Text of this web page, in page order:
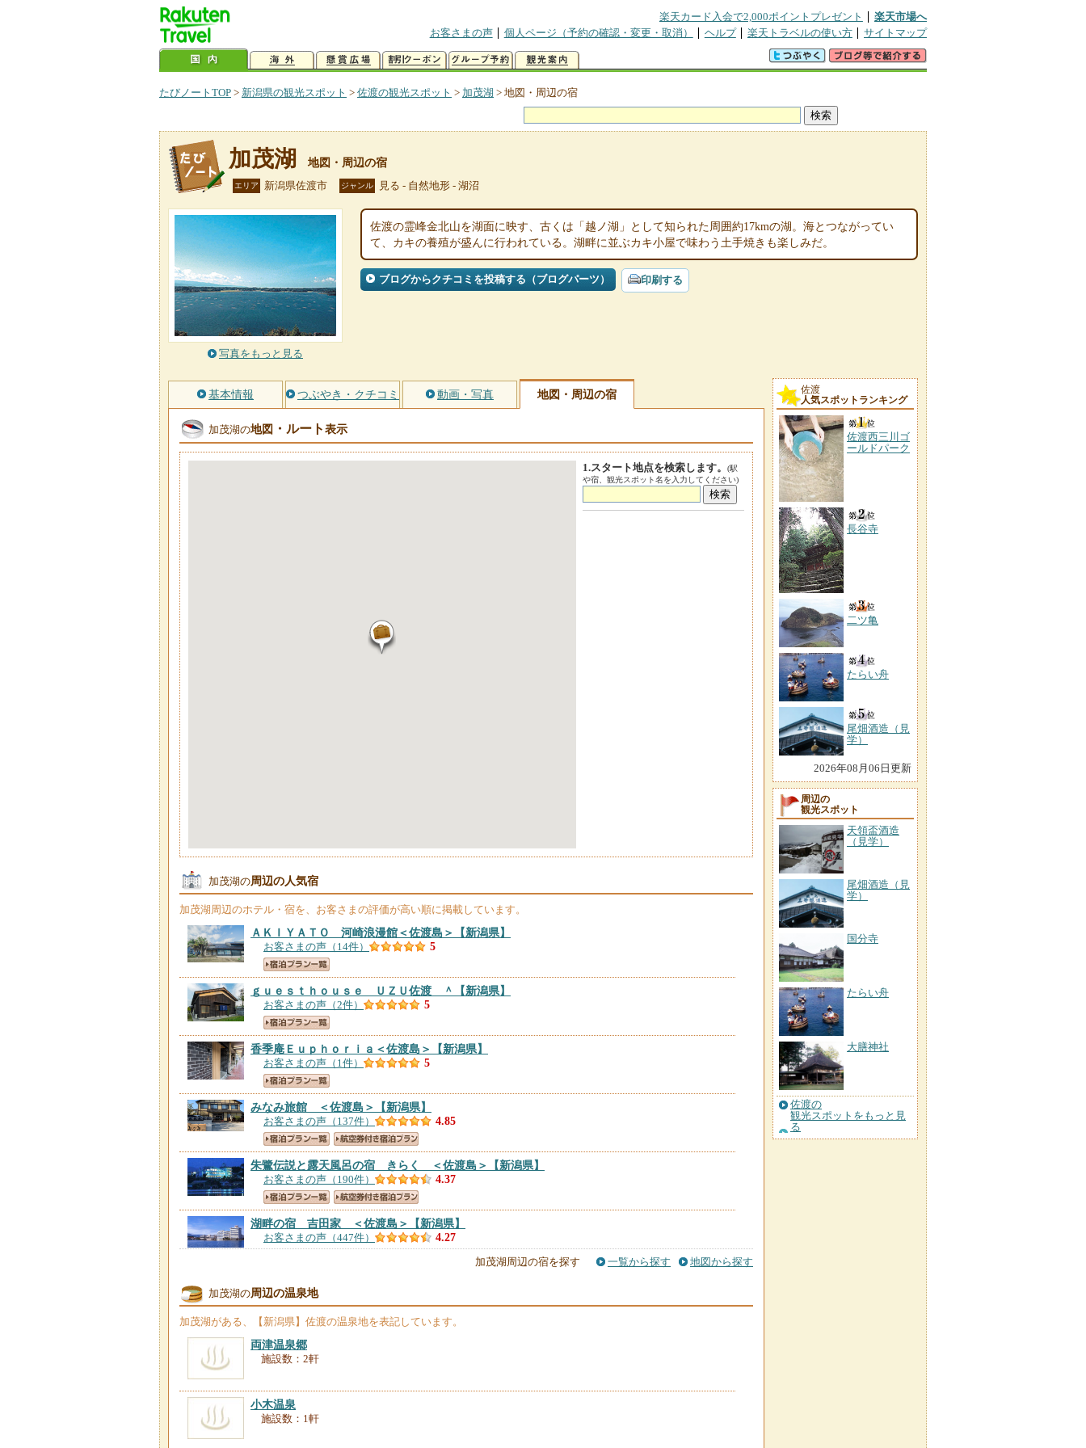
楽天カード入会で2,000ポイントプレゼント
楽天市場へ
お客さまの声
個人ページ（予約の確認・変更・取消） ヘルプ 楽天トラベルの使い方 サイトマップ
たびノートTOP > 新潟県の観光スポット > 佐渡の観光スポット > 加茂湖 > 地図・周辺の宿
加茂湖 地図・周辺の宿
エリア 新潟県佐渡市 ジャンル 見る - 自然地形 - 湖沼
写真をもっと見る
佐渡の霊峰金北山を湖面に映す、古くは「越ノ湖」として知られた周囲約17kmの湖。海とつながってい
て、カキの養殖が盛んに行われている。湖畔に並ぶカキ小屋で味わう土手焼きも楽しみだ。
ブログからクチコミを投稿する（ブログパーツ） 印刷する
基本情報 つぶやき・クチコミ 動画・写真 地図・周辺の宿
加茂湖の地図 ・ルート表示
1.スタート地点を検索します。
(駅
や宿、観光スポット名を入力してください)
加茂湖の周辺の人気宿
加茂湖周辺のホテル・宿を、お客さまの評価が高い順に掲載しています。
ＡＫＩＹＡＴＯ 河崎浪漫館＜佐渡島＞ 【新潟県】
お客さまの声（14件） 5
ｇｕｅｓｔｈｏｕｓｅ ＵＺＵ佐渡 ＾ 【新潟県】
お客さまの声（2件） 5
香季庵Ｅｕｐｈｏｒｉａ＜佐渡島＞ 【新潟県】
お客さまの声（1件） 5
みなみ旅館 ＜佐渡島＞ 【新潟県】
お客さまの声（137件） 4.85
朱鷺伝説と露天風呂の宿 きらく ＜佐渡島＞ 【新潟県】
お客さまの声（190件） 4.37
湖畔の宿 吉田家 ＜佐渡島＞ 【新潟県】
お客さまの声（447件） 4.27
お客さまの声（334件）
ゲストハウスじんく＜佐渡島＞
お客さまの声（28件）
ホテル 天の川荘 ＜佐渡島＞
加茂湖周辺の宿を探す 一覧から探す 地図から探す
加茂湖の周辺の温泉地
加茂湖がある、【新潟県】佐渡の温泉地を表記しています。
両津温泉郷
施設数：2軒
小木温泉
施設数：1軒
佐渡
人気スポットランキング
佐渡西三川ゴ
ールドパーク
長谷寺
二ツ亀
たらい舟
尾畑酒造（見
学）
2026年08月06日更新
周辺の
観光スポット
天領盃酒造
（見学）
尾畑酒造（見
学）
国分寺
たらい舟
大膳神社
佐渡の
観光スポットをもっと見
る